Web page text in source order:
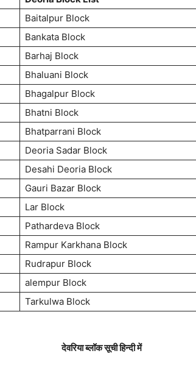
Baitalpur Block
Bankata Block
Barhaj Block
Bhaluani Block
Bhagalpur Block
Bhatni Block
Bhatparrani Block
Deoria Sadar Block
Desahi Deoria Block
Gauri Bazar Block
Lar Block
Pathardeva Block
Rampur Karkhana Block
Rudrapur Block
alempur Block
Tarkulwa Block
देवरिया ब्लॉक सूची हिन्दी में